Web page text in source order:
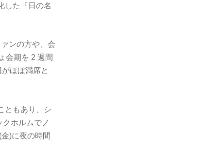
した『日の名
ンの方や、会
会期を 2 週間
ほぼ満席と
ともあり、シ
ホルムでノ
)に夜の時間